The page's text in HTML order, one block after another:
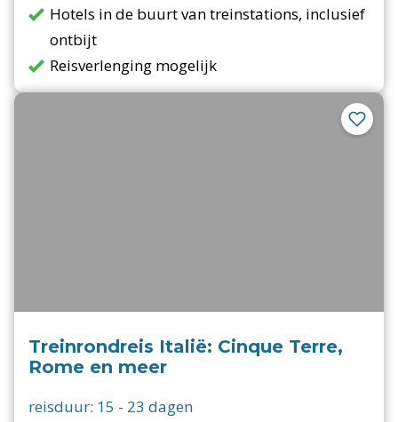
Hotels in de buurt van treinstations, inclusief
ontbijt
Reisverlenging mogelijk
Treinrondreis Italië: Cinque Terre,
Rome en meer
reisduur: 15 - 23 dagen